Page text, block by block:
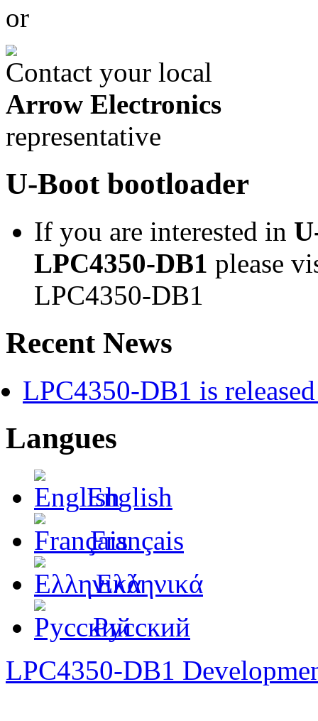
or
Contact your local
Arrow Electronics
representative
U-Boot bootloader
If you are interested in
LPC4350-DB1 please
LPC4350-DB1
Recent News
LPC4350-DB1 is
Langues
English
Français
Ελληνικά
Русский
LPC4350-DB1